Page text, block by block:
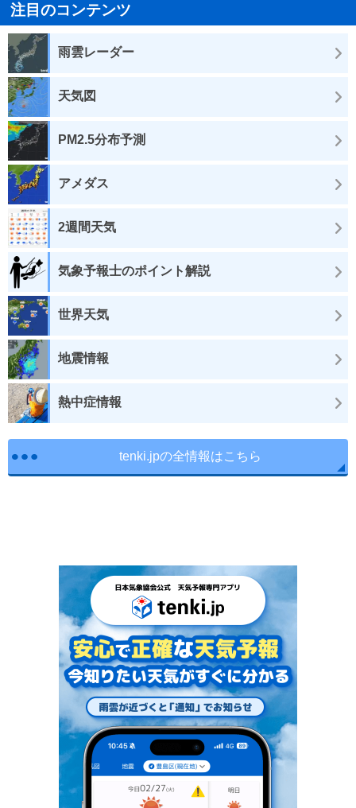
注目のコンテンツ
雨雲レーダー
天気図
PM2.5分布予測
アメダス
2週間天気
気象予報士のポイント解説
世界天気
地震情報
熱中症情報
tenki.jpの全情報はこちら